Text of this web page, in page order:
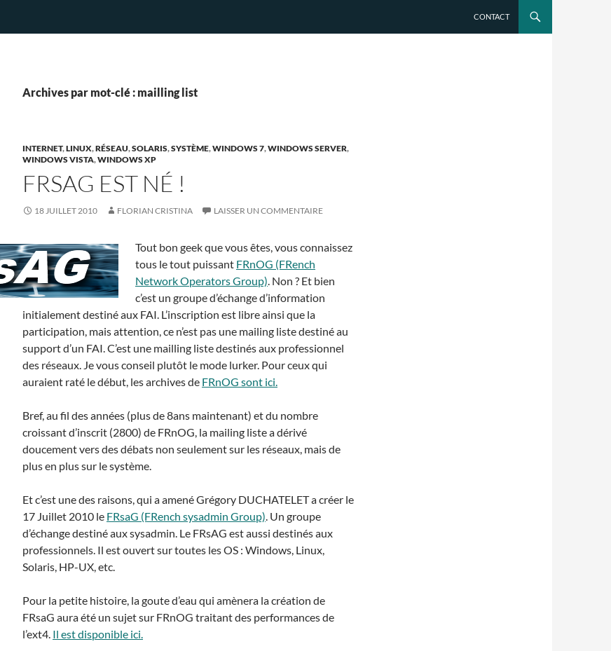
CONTACT
Archives par mot-clé : mailling list
INTERNET,LINUX,RÉSEAU,SOLARIS,SYSTÈME,WINDOWS 7,WINDOWS SERVER,
WINDOWS VISTA,WINDOWS XP
FRSAG EST NÉ !
18 JUILLET 2010 FLORIAN CRISTINA LAISSER UN COMMENTAIRE
Tout bon geek que vous êtes, vous connaissez
tous le tout puissant FRnOG (FRench
Network Operators Group). Non ? Et bien
c’est un groupe d’échange d’information
initialement destiné aux FAI. L’inscription est libre ainsi que la
participation, mais attention, ce n’est pas une mailing liste destiné au
support d’un FAI. C’est une mailling liste destinés aux professionnel
des réseaux. Je vous conseil plutôt le mode lurker. Pour ceux qui
auraient raté le début, les archives de FRnOG sont ici.
Bref, au fil des années (plus de 8ans maintenant) et du nombre
croissant d’inscrit (2800) de FRnOG, la mailing liste a dérivé
doucement vers des débats non seulement sur les réseaux, mais de
plus en plus sur le système.
Et c’est une des raisons, qui a amené Grégory DUCHATELET a créer le
17 Juillet 2010 le FRsaG (FRench sysadmin Group). Un groupe
d’échange destiné aux sysadmin. Le FRsAG est aussi destinés aux
professionnels. Il est ouvert sur toutes les OS : Windows, Linux,
Solaris, HP-UX, etc.
Pour la petite histoire, la goute d’eau qui amènera la création de
FRsaG aura été un sujet sur FRnOG traitant des performances de
l’ext4. Il est disponible ici.